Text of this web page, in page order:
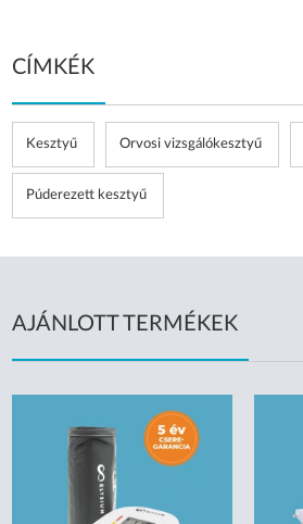
CÍMKÉK
Kesztyű Orvosi vizsgálókesztyű
Púderezett kesztyű
AJÁNLOTT TERMÉKEK